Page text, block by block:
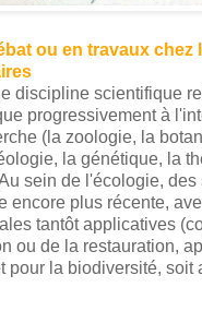
ou en travaux chez
discipline scientifique
progressivement à
(la zoologie, la
la génétique, la
sein de l'écologie,
encore plus récente,
tantôt applicatives
ou de la restauration,
pour la biodiversité, soit